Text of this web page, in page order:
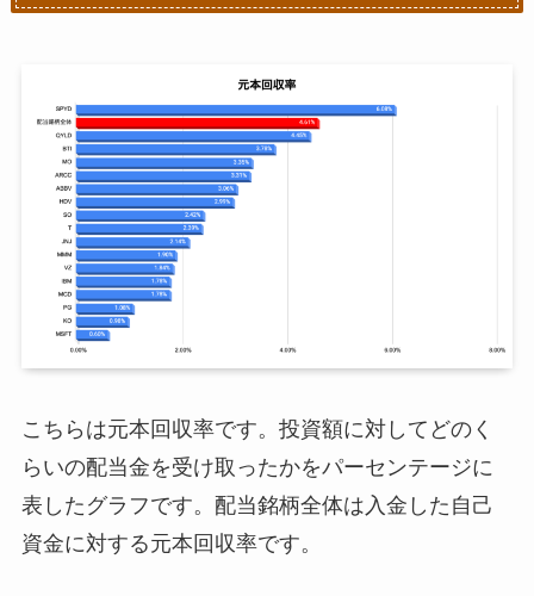
こちらは元本回収率です。投資額に対してどのく
らいの配当金を受け取ったかをパーセンテージに
表したグラフです。配当銘柄全体は入金した自己
資金に対する元本回収率です。